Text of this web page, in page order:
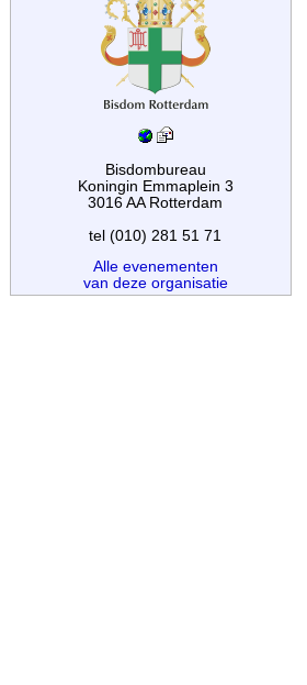
Bisdombureau
Koningin Emmaplein 3
3016 AA Rotterdam
tel (010) 281 51 71
Alle evenementen
van deze organisatie